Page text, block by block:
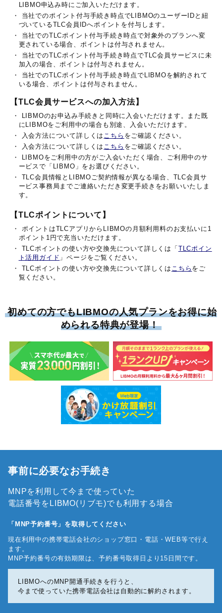
LIBMO申込み時にご加入いただけます。
・ 当社でのポイント付与手続き時点でLIBMOのユーザーIDと紐
づいているTLC会員IDへポイントを付与します。
・ 当社でのTLCポイント付与手続き時点で対象外のプランへ変
更されている場合、ポイントは付与されません。
・ 当社でのTLCポイント付与手続き時点でTLC会員サービスに未
加入の場合、ポイントは付与されません。
・ 当社でのTLCポイント付与手続き時点でLIBMOを解約されて
いる場合、ポイントは付与されません。
【TLC会員サービスへの加入方法】
・ LIBMOのお申込み手続きと同時に入会いただけます。また既
にLIBMOをご利用中の場合も別途、入会いただけます。
・ 入会方法について詳しくは こちら をご確認ください。
・ 入会方法について詳しくは こちら をご確認ください。
・ LIBMOをご利用中の方がご入会いただく場合、ご利用中のサ
ービスで「LIBMO」をお選びください。
・ TLC会員情報とLIBMOご契約情報が異なる場合、TLC会員サ
ービス事務局までご連絡いただき変更手続きをお願いいたしま
す。
【TLCポイントについて】
・ ポイントはTLCアプリからLIBMOの月額利用料のお支払いに1
ポイント1円で充当いただけます。
・ TLCポイントの使い方や交換先について詳しくは「
TLCポイン
ト活用ガイド 」ページをご覧ください。
・ TLCポイントの使い方や交換先について詳しくは こちら をご
覧ください。
初めての方でもLIBMOの人気プランをお得に始
められる特典が登場！
事前に必要なお手続き
MNPを利用して今まで使っていた
電話番号をLIBMO(リブモ)でも利用する場合
「MNP予約番号」を取得してください
現在利用中の携帯電話会社のショップ窓口・電話・WEB等で行え
ます。
MNP予約番号の有効期限は、予約番号取得日より15日間です。
LIBMOへのMNP開通手続きを行うと、
今まで使っていた携帯電話会社は自動的に解約されます。